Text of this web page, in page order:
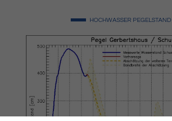
HOCHWASSER PEGELSTAND